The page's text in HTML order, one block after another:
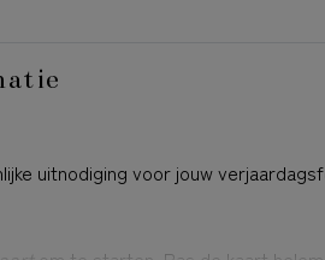
uitnodiging voor jouw